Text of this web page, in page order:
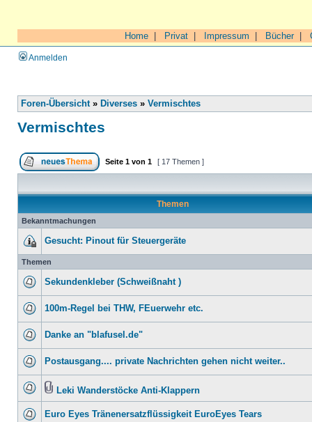
Home Privat Impressum Bücher|
Anmelden
Foren-Übersicht» Diverses » Vermischtes
Vermischtes
Seite 1 von 1 [ 17 Themen ]
Themen
Bekanntmachungen
Gesucht: Pinout für Steuergeräte
Themen
Sekundenkleber (Schweißnaht )
100m-Regel bei THW, FEuerwehr etc.
Danke an "blafusel.de"
Postausgang.... private Nachrichten gehen nicht weiter..
Leki Wanderstöcke Anti-Klappern
Euro Eyes Tränenersatzflüssigkeit EuroEyes Tears